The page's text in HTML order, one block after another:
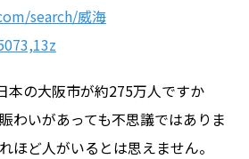
ルプランお申し込み
search/威海
本の大阪市が約275万人ですか
わいがあっても不思議ではありま
ほど人がいるとは思えません。